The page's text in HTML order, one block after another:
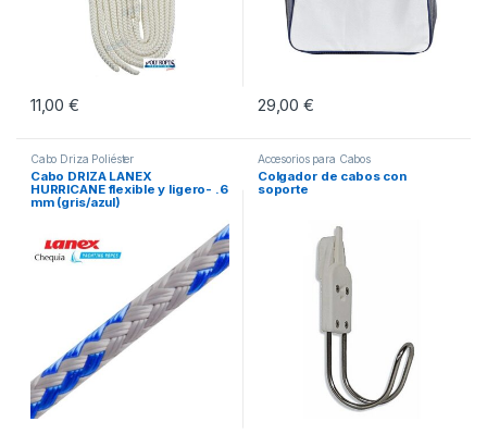
11,00€ 29,00€
Cabo Driza Poliéster
Cabo DRIZA LANEX
HURRICANE flexible y ligero- .6
mm (gris/azul)
Accesorios para Cabos
Colgador de cabos con
soporte